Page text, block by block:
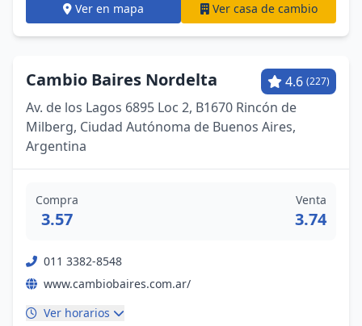
Ver en mapa Ver casa de cambio
Cambio Baires Nordelta 4.6 (227)
Av. de los Lagos 6895 Loc 2, B1670 Rincón de
Milberg, Ciudad Autónoma de Buenos Aires,
Argentina
Compra
3.57
Venta
3.74
011 3382-8548
www.cambiobaires.com.ar/
Ver horarios